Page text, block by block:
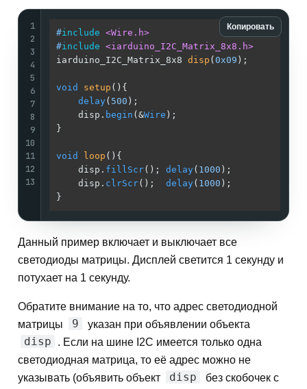
Копировать
1
2
3
4
5
6
7
8
9
10
11
12
13
#include <Wire.h>
#include <iarduino_I2C_Matrix_8x8.h>
iarduino_I2C_Matrix_8x8 disp ( 0x09 )
void setup ()
delay( 500
    disp.
begin (&Wire
void loop ()
    disp.
fillScr(); delay( 1000
    disp.
clrScr(); delay( 1000
Данный пример включает и выключает все
светодиоды матрицы. Дисплей светится 1 секунду и
потухает на 1 секунду.
Обратите внимание на то, что адрес светодиодной
матрицы
9 указан при объявлении объекта
disp
. Если на шине I2C имеется только одна
светодиодная матрица, то её адрес можно не
указывать (объявить объект
disp
без скобочек с